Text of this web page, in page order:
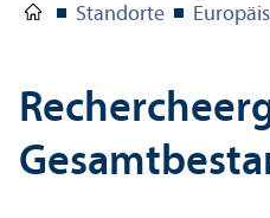
Standorte